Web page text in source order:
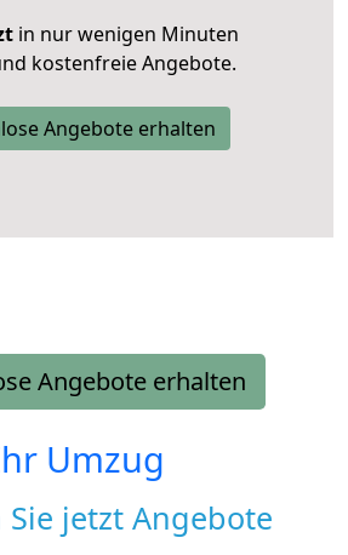
in nur wenigen Minuten
kostenfreie Angebote.
Angebote erhalten
Angebote erhalten
Umzug
Sie jetzt Angebote